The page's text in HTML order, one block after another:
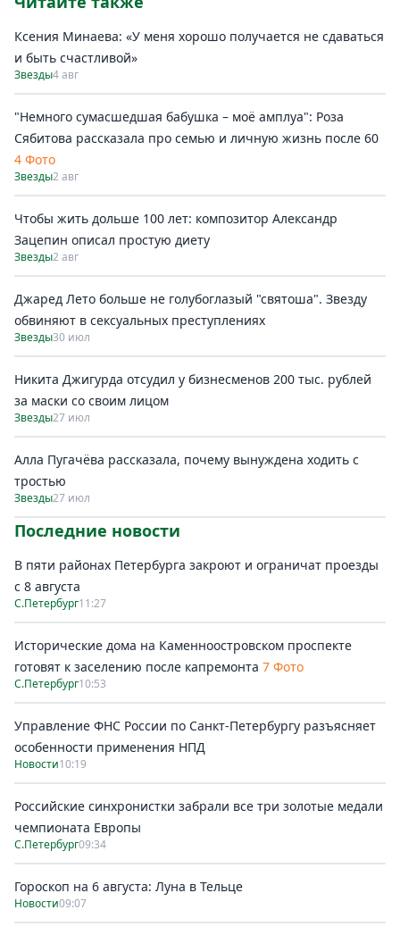
Ксения Минаева: «У меня хорошо получается не сдаваться
и быть счастливой»
Звезды4 авг
"Немного сумасшедшая бабушка – моё амплуа": Роза
Сябитова рассказала про семью и личную жизнь после 60
4 Фото
Звезды2 авг
Чтобы жить дольше 100 лет: композитор Александр
Зацепин описал простую диету
Звезды2 авг
Джаред Лето больше не голубоглазый "святоша". Звезду
обвиняют в сексуальных преступлениях
Звезды30 июл
Никита Джигурда отсудил у бизнесменов 200 тыс. рублей
за маски со своим лицом
Звезды27 июл
Алла Пугачёва рассказала, почему вынуждена ходить с
тростью
Звезды27 июл
Последние новости
В пяти районах Петербурга закроют и ограничат проезды
с 8 августа
С.Петербург11:27
Исторические дома на Каменноостровском проспекте
готовят к заселению после капремонта 7 Фото
С.Петербург10:53
Управление ФНС России по Санкт-Петербургу разъясняет
особенности применения НПД
Новости10:19
Российские синхронистки забрали все три золотые медали
чемпионата Европы
С.Петербург09:34
Гороскоп на 6 августа: Луна в Тельце
Новости09:07